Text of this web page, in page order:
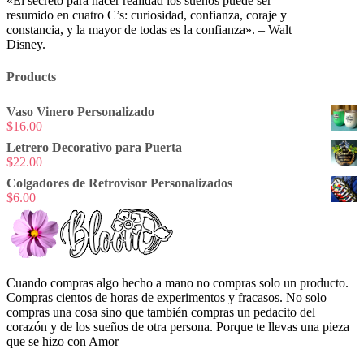
resumido en cuatro C’s: curiosidad, confianza, coraje y
constancia, y la mayor de todas es la confianza». – Walt
Disney.
Products
Vaso Vinero Personalizado
$16.00
Letrero Decorativo para Puerta
$22.00
Colgadores de Retrovisor Personalizados
$6.00
Cuando compras algo hecho a mano no compras solo un producto.
Compras cientos de horas de experimentos y fracasos. No solo
compras una cosa sino que también compras un pedacito del
corazón y de los sueños de otra persona. Porque te llevas una pieza
que se hizo con Amor